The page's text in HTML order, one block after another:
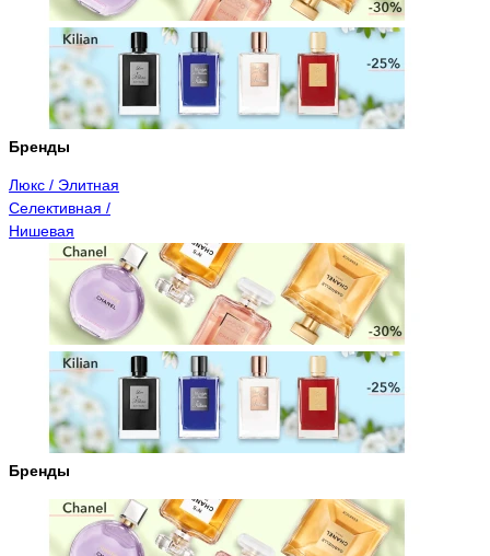
Бренды
Люкс / Элитная
Селективная /
Нишевая
Бренды